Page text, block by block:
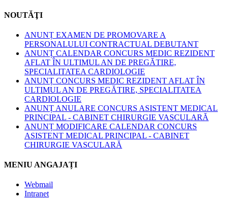
NOUTĂŢI
ANUNȚ EXAMEN DE PROMOVARE A
PERSONALULUI CONTRACTUAL DEBUTANT
ANUNȚ CALENDAR CONCURS MEDIC REZIDENT
AFLAT ÎN ULTIMUL AN DE PREGĂTIRE,
SPECIALITATEA CARDIOLOGIE
ANUNȚ CONCURS MEDIC REZIDENT AFLAT ÎN
ULTIMUL AN DE PREGĂTIRE, SPECIALITATEA
CARDIOLOGIE
ANUNȚ ANULARE CONCURS ASISTENT MEDICAL
PRINCIPAL - CABINET CHIRURGIE VASCULARĂ
ANUNȚ MODIFICARE CALENDAR CONCURS
ASISTENT MEDICAL PRINCIPAL - CABINET
CHIRURGIE VASCULARĂ
MENIU ANGAJAȚI
Webmail
Intranet